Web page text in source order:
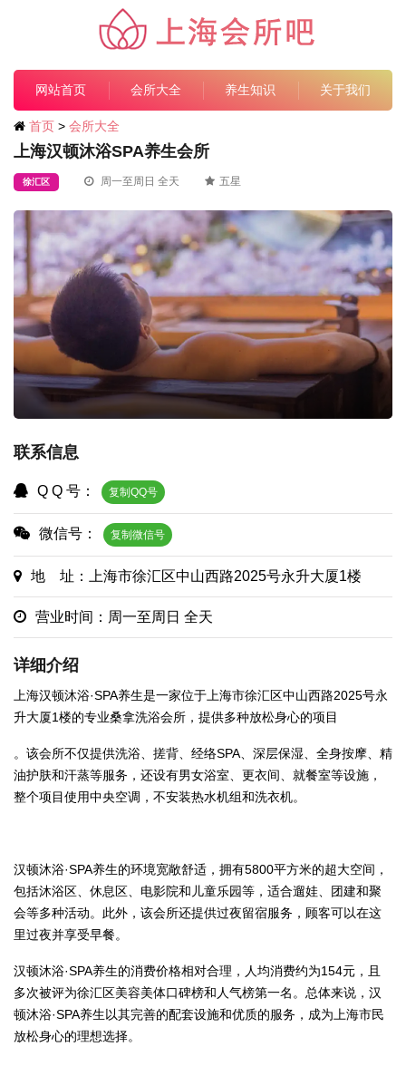
网站首页 会所大全 养生知识 关于我们
首页 > 会所大全
上海汉顿沐浴SPA养生会所
徐汇区 周一至周日 全天 五星
联系信息
Q Q 号： 复制QQ号
微信号： 复制微信号
地 址：上海市徐汇区中山西路2025号永升大厦1楼
营业时间：周一至周日 全天
详细介绍
上海汉顿沐浴·SPA养生是一家位于上海市徐汇区中山西路2025号永
升大厦1楼的专业桑拿洗浴会所，提供多种放松身心的项目
。该会所不仅提供洗浴、搓背、经络SPA、深层保湿、全身按摩、精
油护肤和汗蒸等服务，还设有男女浴室、更衣间、就餐室等设施，
整个项目使用中央空调，不安装热水机组和洗衣机。
汉顿沐浴·SPA养生的环境宽敞舒适，拥有5800平方米的超大空间，
包括沐浴区、休息区、电影院和儿童乐园等，适合遛娃、团建和聚
会等多种活动。此外，该会所还提供过夜留宿服务，顾客可以在这
里过夜并享受早餐。
汉顿沐浴·SPA养生的消费价格相对合理，人均消费约为154元，且
多次被评为徐汇区美容美体口碑榜和人气榜第一名。总体来说，汉
顿沐浴·SPA养生以其完善的配套设施和优质的服务，成为上海市民
放松身心的理想选择。